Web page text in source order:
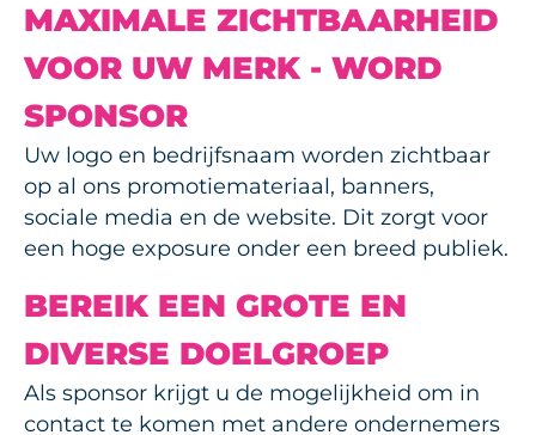
MAXIMALE ZICHTBAARHEID
VOOR UW MERK - WORD
SPONSOR
Uw logo en bedrijfsnaam worden zichtbaar
op al ons promotiemateriaal, banners,
sociale media en de website. Dit zorgt voor
een hoge exposure onder een breed publiek.
BEREIK EEN GROTE EN
DIVERSE DOELGROEP
Als sponsor krijgt u de mogelijkheid om in
contact te komen met andere ondernemers